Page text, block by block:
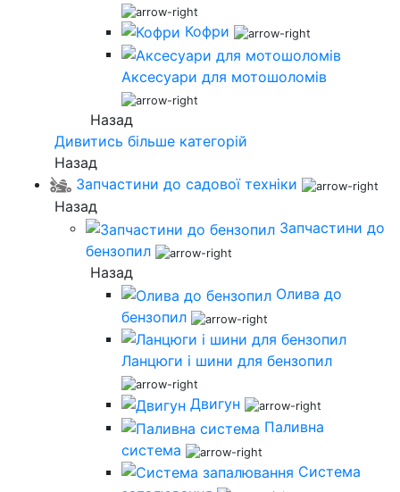
Кофри
Аксесуари для мотошоломів
Назад
Дивитись більше категорій
Назад
Запчастини до садової техніки
Назад
Запчастини до
бензопил
Назад
Олива до
бензопил
Ланцюги і шини для бензопил
Двигун
Паливна
система
Система